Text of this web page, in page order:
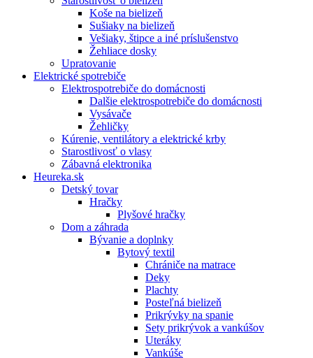
Koše na bielizeň
Sušiaky na bielizeň
Vešiaky, štipce a iné príslušenstvo
Žehliace dosky
Upratovanie
Elektrické spotrebiče
Elektrospotrebiče do domácnosti
Dalšie elektrospotrebiče do domácnosti
Vysávače
Žehličky
Kúrenie, ventilátory a elektrické krby
Starostlivosť o vlasy
Zábavná elektronika
Heureka.sk
Detský tovar
Hračky
Plyšové hračky
Dom a záhrada
Bývanie a doplnky
Bytový textil
Chrániče na matrace
Deky
Plachty
Posteľná bielizeň
Prikrývky na spanie
Sety prikrývok a vankúšov
Uteráky
Vankúše